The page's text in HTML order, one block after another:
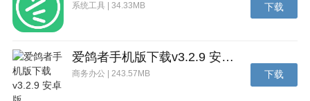
adidas（阿迪达斯）创办于1949年，是德国运动用品制
造商阿迪达斯AG成员公司。以其创办人阿道夫·阿迪·达
斯勒（Adolf Adi Dassler）命名，1920年在黑措根奥拉
赫开始生产鞋类产品。
1949年8月18日以adidas AG名字登记。阿迪达斯原本由
系统工具 | 34.33MB 下载
爱鸽者手机版下载v3.2.9 安卓版
商务办公 | 243.57MB 下载